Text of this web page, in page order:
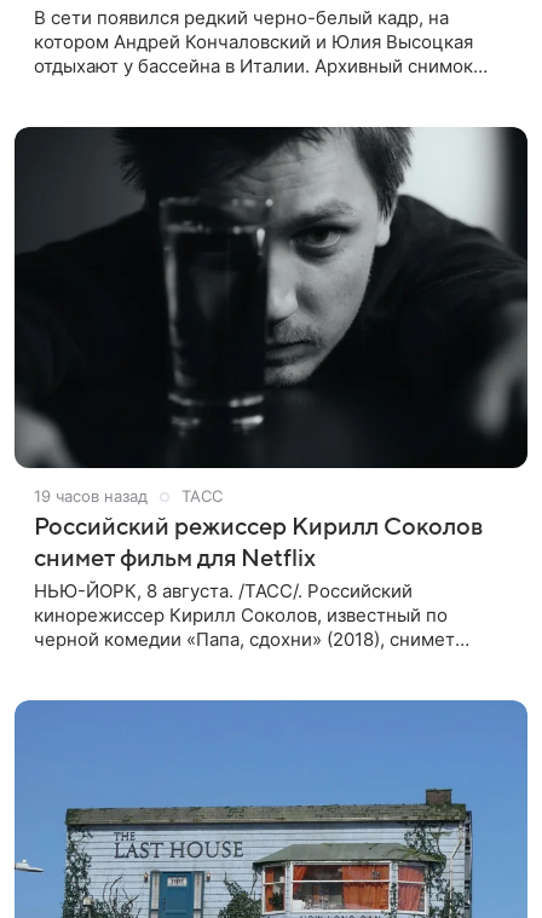
В сети появился редкий черно-белый кадр, на
котором Андрей Кончаловский и Юлия Высоцкая
отдыхают у бассейна в Италии. Архивный снимок
19 часов назад ТАСС
Российский режиссер Кирилл Соколов
снимет фильм для Netflix
НЬЮ-ЙОРК, 8 августа. /ТАСС/. Российский
кинорежиссер Кирилл Соколов, известный по
черной комедии «Папа, сдохни» (2018), снимет